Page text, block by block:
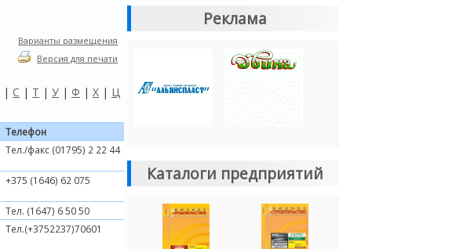
Варианты размещения
Версия для печати
| С | Т | У | Ф | Х | Ц
Телефон
Тел./факс (01795) 2 22 44
+375 (1646) 62 075
Тел. (1647) 6 50 50
Тел.(+3752237)70601
Реклама
Каталоги предприятий